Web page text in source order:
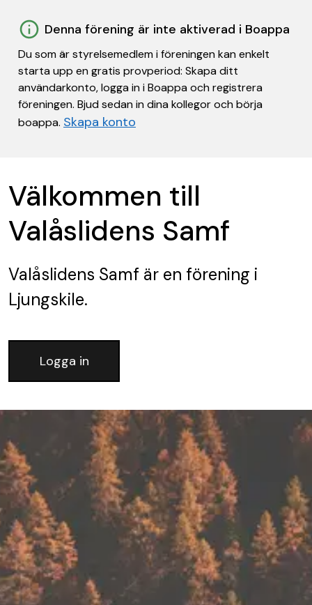
Denna förening är inte aktiverad i Boappa
Du som är styrelsemedlem i föreningen kan enkelt
starta upp en gratis provperiod: Skapa ditt
användarkonto, logga in i Boappa och registrera
föreningen. Bjud sedan in dina kollegor och börja
boappa. Skapa konto
Välkommen till
Valåslidens Samf
Valåslidens Samf är en förening i
Ljungskile.
Logga in